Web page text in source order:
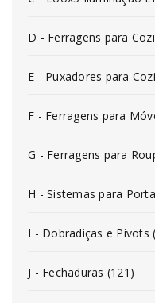
D - Ferragens para
E - Puxadores para
F - Ferragens para
G - Ferragens para
H - Sistemas para
I - Dobradiças e Pivots
J - Fechaduras (121)